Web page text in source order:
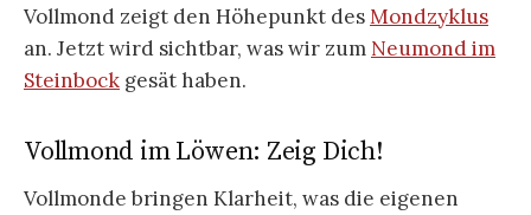
Vollmond zeigt den Höhepunkt desMondzyklus
an. Jetzt wird sichtbar, was wir zum Neumond im
Steinbock gesät haben.
Vollmond im Löwen: Zeig Dich!
Vollmonde bringen Klarheit, was die eigenen